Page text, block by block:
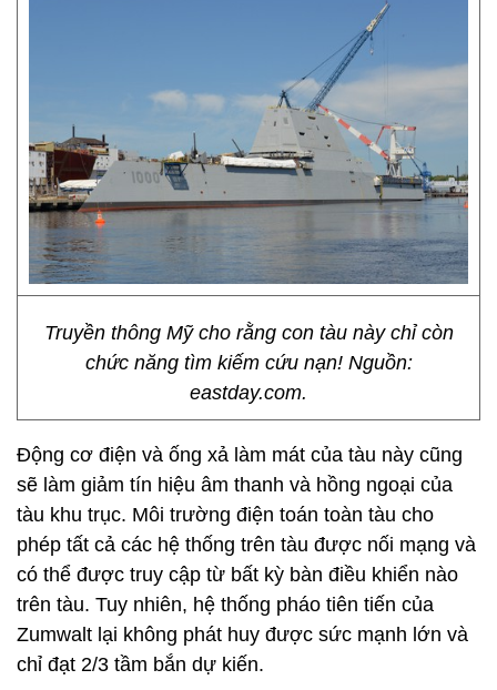
Truyền thông Mỹ cho rằng con tàu này chỉ còn
chức năng tìm kiếm cứu nạn! Nguồn:
eastday.com.
Động cơ điện và ống xả làm mát của tàu này cũng
sẽ làm giảm tín hiệu âm thanh và hồng ngoại của
tàu khu trục. Môi trường điện toán toàn tàu cho
phép tất cả các hệ thống trên tàu được nối mạng và
có thể được truy cập từ bất kỳ bàn điều khiển nào
trên tàu. Tuy nhiên, hệ thống pháo tiên tiến của
Zumwalt lại không phát huy được sức mạnh lớn và
chỉ đạt 2/3 tầm bắn dự kiến.